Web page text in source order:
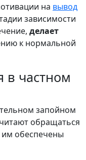
на вывод
зависимости
делает
к нормальной
в частном
запойном
обращаться
им обеспечены